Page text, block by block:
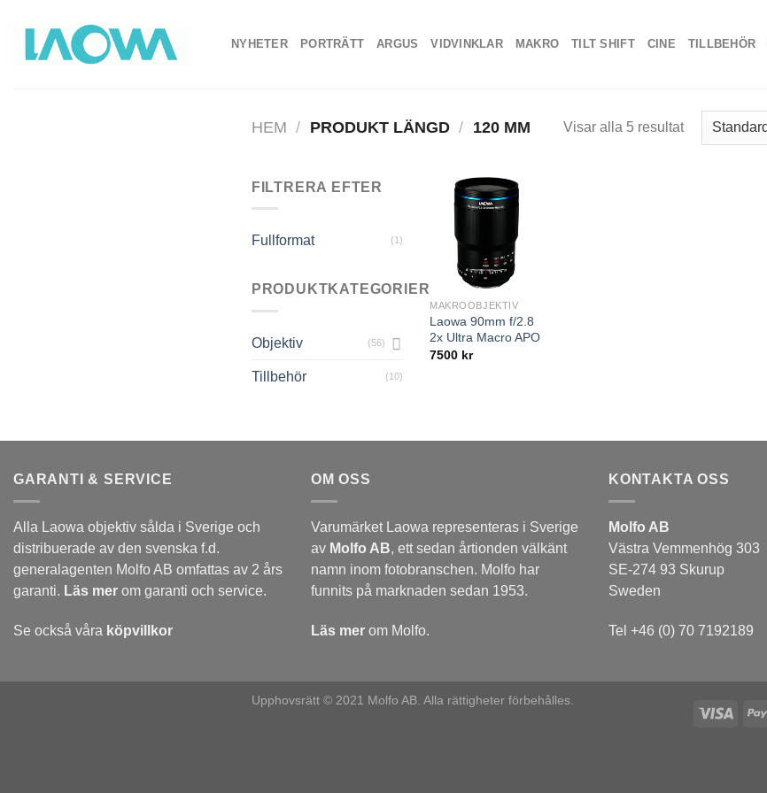
content
NYHETER PORTRÄTT ARGUS VIDVINKLAR MAKRO TILT SHIFT CINE TILLBEHÖR
HEM / PRODUKT LÄNGD / 120 MM Visar alla 5 resultat
FILTRERA EFTER
Fullformat (1)
PRODUKTKATEGORIER
Objektiv (56)
Tillbehör (10)
MAKROOBJEKTIV
Laowa 90mm f/2.8
2x Ultra Macro APO
7500 kr
GARANTI & SERVICE
Alla Laowa objektiv sålda i Sverige och
distribuerade av den svenska f.d.
generalagenten Molfo AB omfattas av 2 års
garanti. Läs mer om garanti och service.
Se också våra köpvillkor
OM OSS
Varumärket Laowa representeras i Sverige
av Molfo AB, ett sedan årtionden välkänt
namn inom fotobranschen. Molfo har
funnits på marknaden sedan 1953.
Läs mer om Molfo.
KONTAKTA OSS
Molfo AB
Västra Vemmenhög 303
SE-274 93 Skurup
Sweden
Tel +46 (0) 70 7192189
Upphovsrätt © 2021 Molfo AB. Alla rättigheter förbehålles.